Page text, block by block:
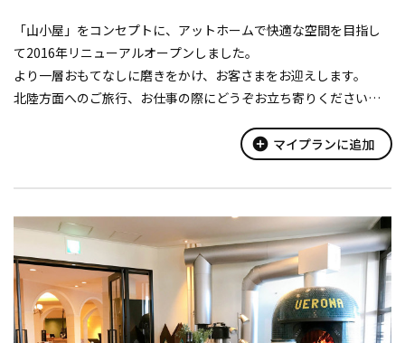
「山小屋」をコンセプトに、アットホームで快適な空間を目指し
て2016年リニューアルオープンしました。
より一層おもてなしに磨きをかけ、お客さまをお迎えします。
北陸方面へのご旅行、お仕事の際にどうぞお立ち寄りください。
ただけるように、ぷらっとパークを整備... add_circle マイプランに追加